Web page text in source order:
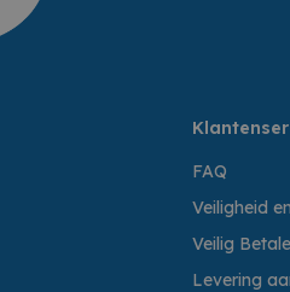
FAQ
Veiligheid
Veilig
Levering